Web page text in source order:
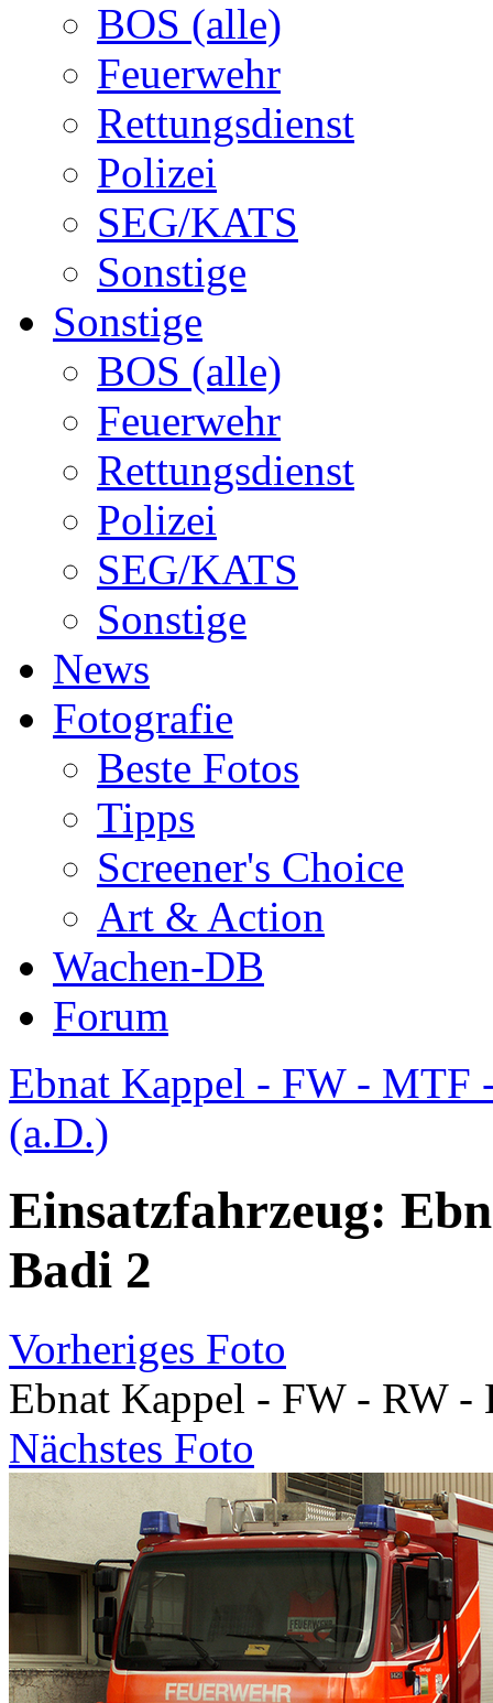
BOS (alle)
Feuerwehr
Rettungsdienst
Polizei
SEG/KATS
Sonstige
Sonstige
BOS (alle)
Feuerwehr
Rettungsdienst
Polizei
SEG/KATS
Sonstige
News
Fotografie
Beste Fotos
Tipps
Screener's Choice
Art & Action
Wachen-DB
Forum
Ebnat Kappel - FW - MTF
(a.D.)
Einsatzfahrzeug:
Badi 2
Vorheriges Foto
Ebnat Kappel - FW - RW -
Nächstes Foto